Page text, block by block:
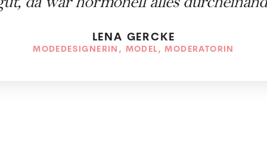
da war hormonell alles
LENA GERCKE
MODEDESIGNERIN, MODEL, MODERATORIN